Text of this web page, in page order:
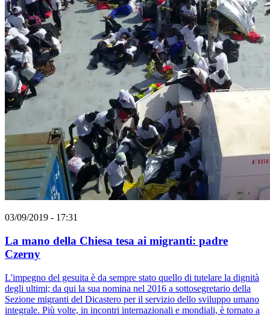
03/09/2019 - 17:31
La mano della Chiesa tesa ai migranti: padre
Czerny
L'impegno del gesuita è da sempre stato quello di tutelare la dignità
degli ultimi; da qui la sua nomina nel 2016 a sottosegretario della
Sezione migranti del Dicastero per il servizio dello sviluppo umano
integrale. Più volte, in incontri internazionali e mondiali, è tornato a